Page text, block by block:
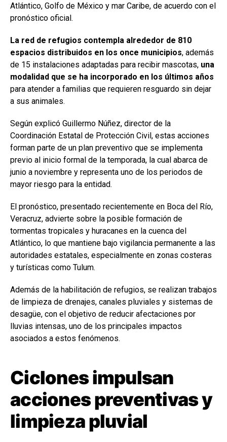
Atlántico, Golfo de México y mar Caribe, de acuerdo con el
pronóstico oficial.
La red de refugios contempla alrededor de 810
espacios distribuidos en los once municipios, además
de 15 instalaciones adaptadas para recibir mascotas, una
modalidad que se ha incorporado en los últimos años
para atender a familias que requieren resguardo sin dejar
a sus animales.
Según explicó Guillermo Núñez, director de la
Coordinación Estatal de Protección Civil, estas acciones
forman parte de un plan preventivo que se implementa
previo al inicio formal de la temporada, la cual abarca de
junio a noviembre y representa uno de los periodos de
mayor riesgo para la entidad.
El pronóstico, presentado recientemente en Boca del Río,
Veracruz, advierte sobre la posible formación de
tormentas tropicales y huracanes en la cuenca del
Atlántico, lo que mantiene bajo vigilancia permanente a las
autoridades estatales, especialmente en zonas costeras
y turísticas como Tulum.
Además de la habilitación de refugios, se realizan trabajos
de limpieza de drenajes, canales pluviales y sistemas de
desagüe, con el objetivo de reducir afectaciones por
lluvias intensas, uno de los principales impactos
asociados a estos fenómenos.
Ciclones impulsan
acciones preventivas y
limpieza pluvial